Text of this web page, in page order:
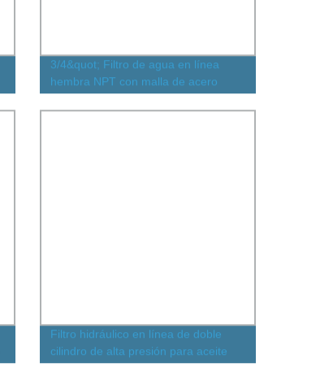
3/4&quot; Filtro de agua en línea
hembra NPT con malla de acero
inoxidable
Filtro hidráulico en línea de doble
cilindro de alta presión para aceite
para hidráulicos y lubricantes